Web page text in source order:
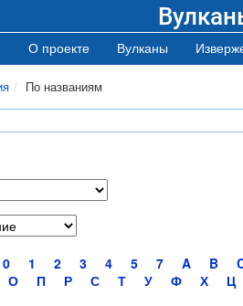
О проекте Вулканы
По названиям
0 1 2 3 4 5 7 A B
О П Р С Т У Ф Х Ц